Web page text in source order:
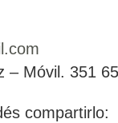
– Móvil. 351
compartirlo: